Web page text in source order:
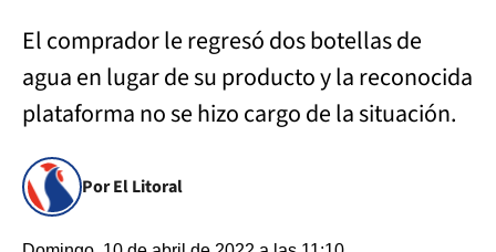
El comprador le regresó dos botellas de
agua en lugar de su producto y la reconocida
plataforma no se hizo cargo de la situación.
Por El Litoral